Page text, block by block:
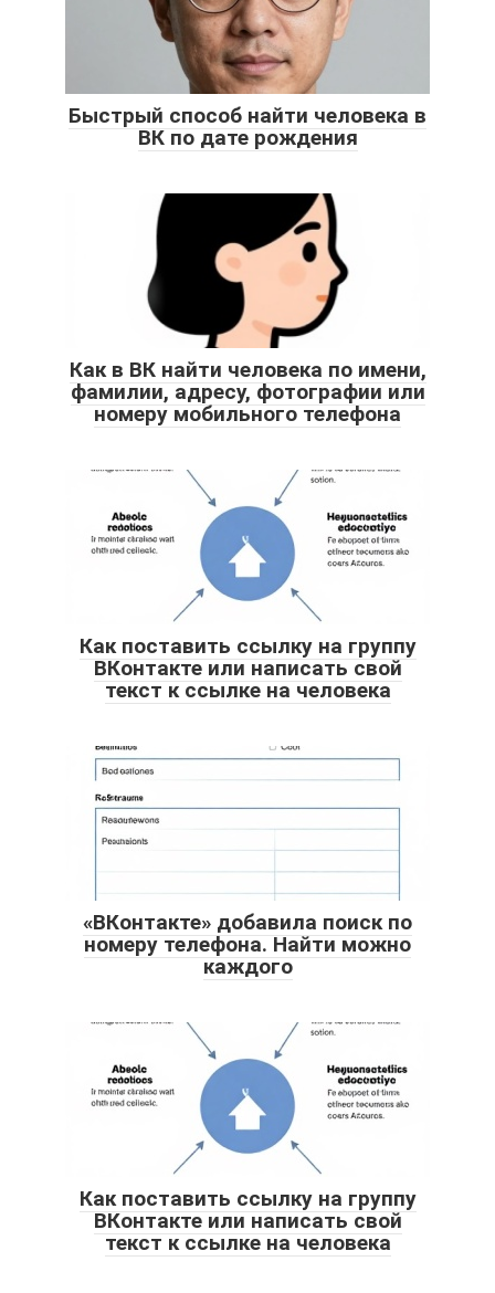
Быстрый способ найти человека в
ВК по дате рождения
Как в ВК найти человека по имени,
фамилии, адресу, фотографии или
номеру мобильного телефона
Как поставить ссылку на группу
ВКонтакте или написать свой
текст к ссылке на человека
«ВКонтакте» добавила поиск по
номеру телефона. Найти можно
каждого
Как поставить ссылку на группу
ВКонтакте или написать свой
текст к ссылке на человека